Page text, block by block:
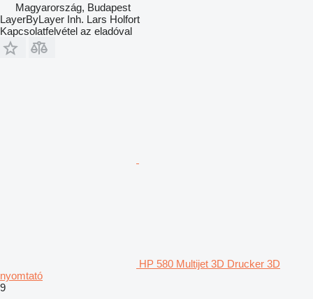
Magyarország, Budapest
LayerByLayer Inh. Lars Holfort
Kapcsolatfelvétel az eladóval
HP 580 Multijet 3D Drucker 3D
nyomtató
9